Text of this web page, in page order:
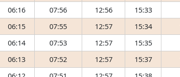
06:16 07:56 12:56 15:33
06:15 07:55 12:57 15:34
06:14 07:53 12:57 15:35
06:13 07:52 12:57 15:37